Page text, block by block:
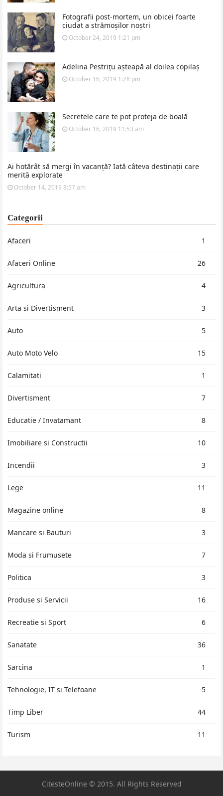
Fotografii post-mortem, un obicei foarte
ciudat a strămoșilor noștri
October 24, 2019 1:21 pm
Adelina Pestrițu așteapă al doilea copilaș
October 16, 2019 1:28 pm
Secretele care te pot proteja de boală
October 16, 2019 11:53 am
Ai hotărât să mergi în vacanță? Iată câteva destinații care
merită explorate
October 14, 2019 8:57 am
Categorii
Afaceri 1
Afaceri Online 26
Agricultura 4
Arta si Divertisment 3
Auto 5
Auto Moto Velo 15
Calamitati 1
Divertisment 7
Educatie / Invatamant 8
Imobiliare si Constructii 10
Incendii 3
Lege 11
Magazine online 8
Mancare si Bauturi 3
Moda si Frumusete 7
Politica 3
Produse si Servicii 16
Recreatie si Sport 6
Sanatate 36
Sarcina 1
Tehnologie, IT si Telefoane 5
Timp Liber 44
Turism 11
CitesteOnline © 2015. All Rights Reserved